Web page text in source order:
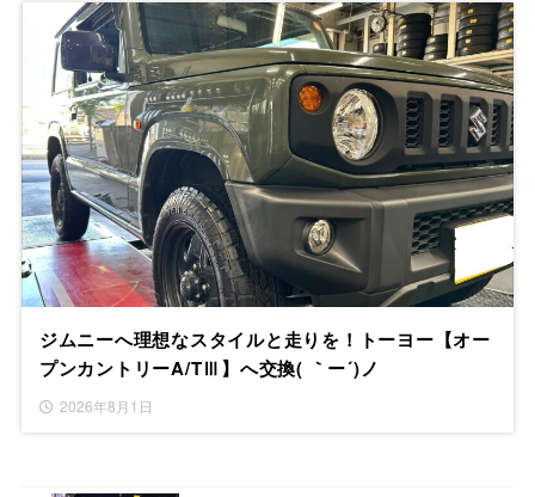
ジムニーへ理想なスタイルと走りを！トーヨー【オー
プンカントリーA/TⅢ】へ交換( ｀ー´)ノ
2026年8月1日